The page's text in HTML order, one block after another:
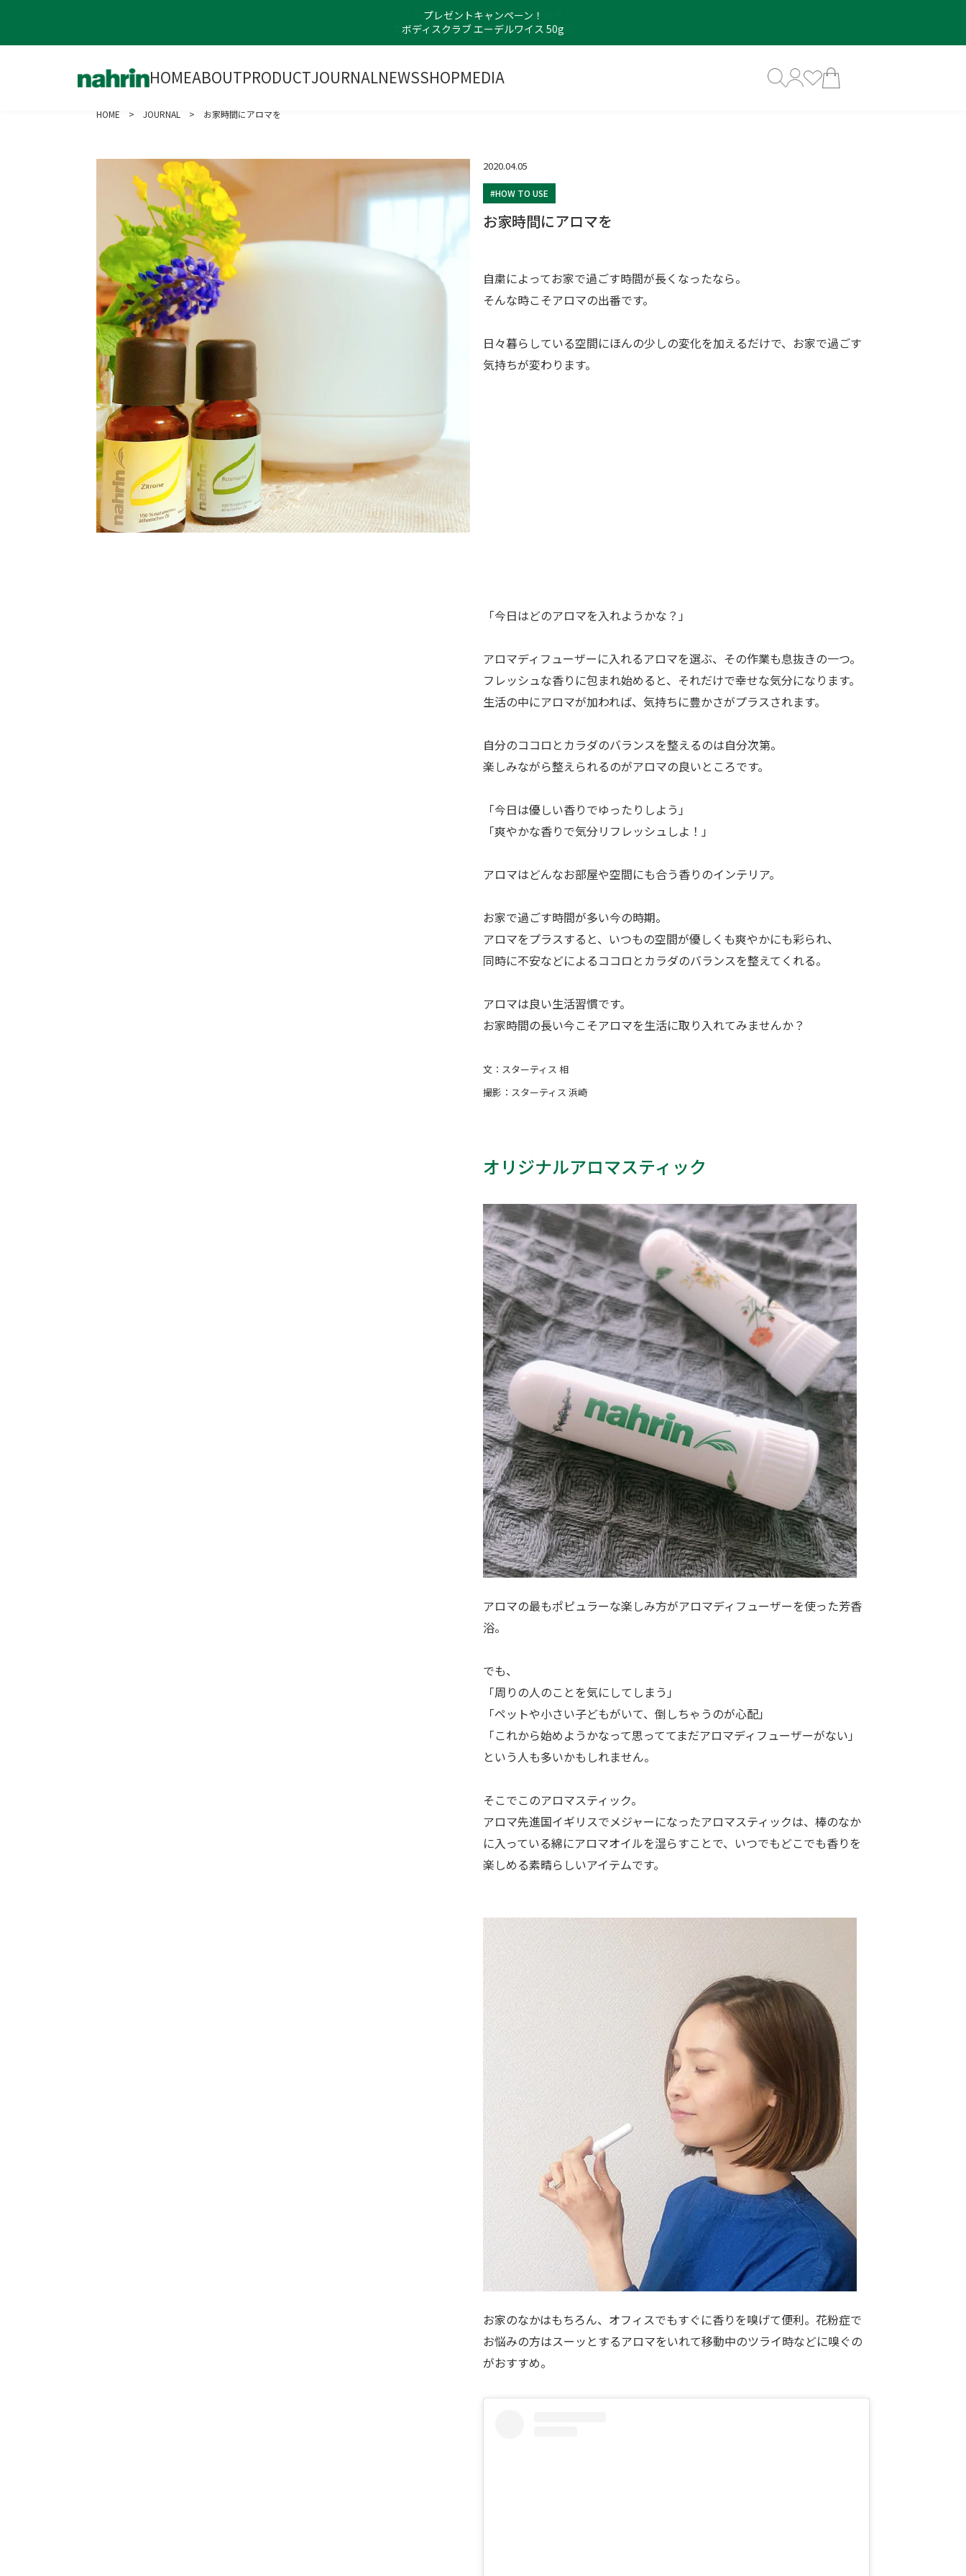
プレゼントキャンペーン！
ボディスクラブ エーデルワイス 50g
HOMEABOUTPRODUCTJOURNALNEWSSHOPMEDIA
HOME >JOURNAL > お家時間にアロマを
2020.04.05
#HOW TO USE
お家時間にアロマを
自粛によってお家で過ごす時間が長くなったなら。
そんな時こそアロマの出番です。
日々暮らしている空間にほんの少しの変化を加えるだけで、お家で過ごす
気持ちが変わります。
「今日はどのアロマを入れようかな？」
アロマディフューザーに入れるアロマを選ぶ、その作業も息抜きの一つ。
フレッシュな香りに包まれ始めると、それだけで幸せな気分になります。
生活の中にアロマが加われば、気持ちに豊かさがプラスされます。
自分のココロとカラダのバランスを整えるのは自分次第。
楽しみながら整えられるのがアロマの良いところです。
「今日は優しい香りでゆったりしよう」
「爽やかな香りで気分リフレッシュしよ！」
アロマはどんなお部屋や空間にも合う香りのインテリア。
お家で過ごす時間が多い今の時期。
アロマをプラスすると、いつもの空間が優しくも爽やかにも彩られ、
同時に不安などによるココロとカラダのバランスを整えてくれる。
アロマは良い生活習慣です。
お家時間の長い今こそアロマを生活に取り入れてみませんか？
文：スターティス 相
撮影：スターティス 浜崎
オリジナルアロマスティック
アロマの最もポピュラーな楽しみ方がアロマディフューザーを使った芳香
浴。
でも、
「周りの人のことを気にしてしまう」
「ペットや小さい子どもがいて、倒しちゃうのが心配」
「これから始めようかなって思っててまだアロマディフューザーがない」
という人も多いかもしれません。
そこでこのアロマスティック。
アロマ先進国イギリスでメジャーになったアロマスティックは、棒のなか
に入っている綿にアロマオイルを湿らすことで、いつでもどこでも香りを
楽しめる素晴らしいアイテムです。
お家のなかはもちろん、オフィスでもすぐに香りを嗅げて便利。花粉症で
お悩みの方はスーッとするアロマをいれて移動中のツライ時などに嗅ぐの
がおすすめ。